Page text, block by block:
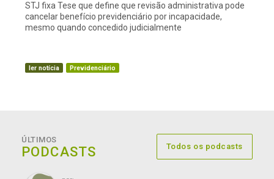
STJ fixa Tese que define que revisão administrativa pode
cancelar benefício previdenciário por incapacidade,
mesmo quando concedido judicialmente
ler notícia Previdenciário
ÚLTIMOS
PODCASTS Todos os podcasts